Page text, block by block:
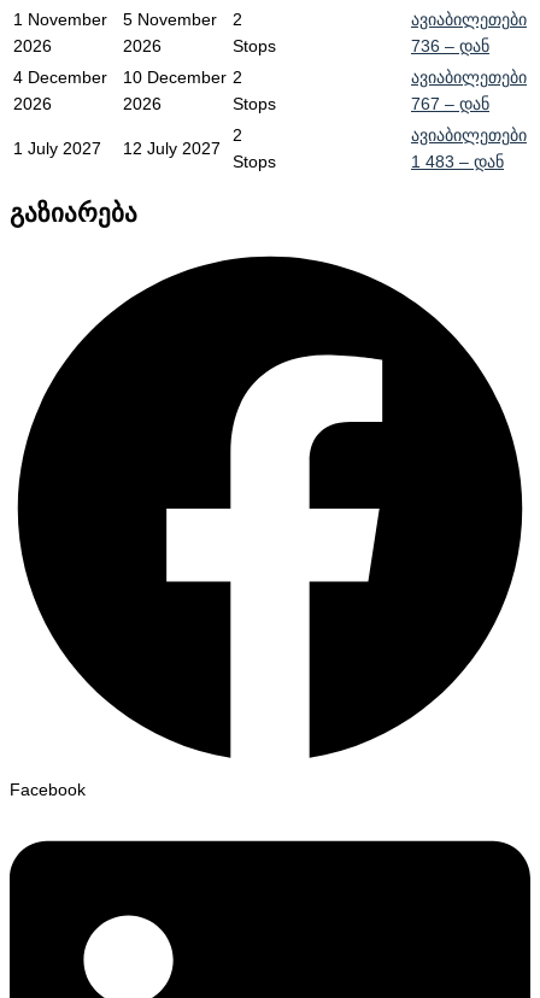
1 November
2026
5 November
2026
2
Stops
ავიაბილეთები
736 – დან
4 December
2026
10 December
2026
2
Stops
ავიაბილეთები
767 – დან
1 July 2027 12 July 2027
2
Stops
ავიაბილეთები
1 483 – დან
გაზიარება
Facebook